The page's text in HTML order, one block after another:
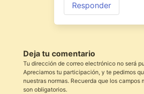
Responder
Deja tu comentario
Tu dirección de correo electrónico no será
Apreciamos tu participación, y te pedimos
nuestras normas. Recuerda que los campos
son obligatorios.